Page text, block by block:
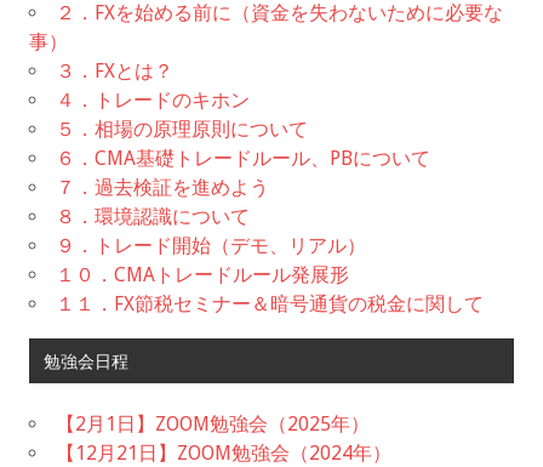
２．FXを始める前に（資金を失わないために必要な
事）
３．FXとは？
４．トレードのキホン
５．相場の原理原則について
６．CMA基礎トレードルール、PBについて
７．過去検証を進めよう
８．環境認識について
９．トレード開始（デモ、リアル）
１０．CMAトレードルール発展形
１１．FX節税セミナー＆暗号通貨の税金に関して
勉強会日程
【2月1日】ZOOM勉強会（2025年）
【12月21日】ZOOM勉強会（2024年）